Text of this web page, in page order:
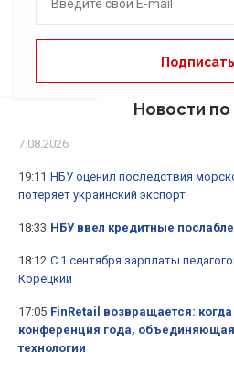
Новости
7.08.2026
19:11 НБУ оценил последствия
потеряет украинский экспорт
18:33 НБУ ввел кредитные
18:12 С 1 сентября зарплаты
Корецкий
17:05 FinRetail возвращается: когда
конференция года,
технологии